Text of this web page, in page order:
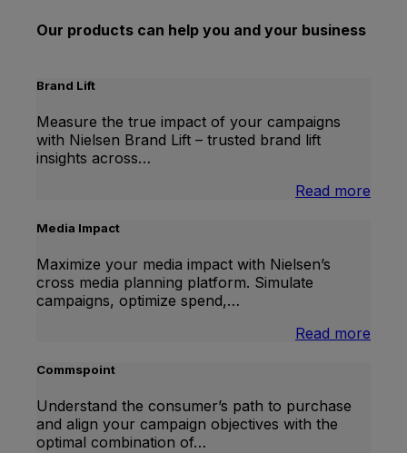
Our products can help you and your business
Brand Lift
Measure the true impact of your campaigns
with Nielsen Brand Lift – trusted brand lift
insights across…
Read more
Media Impact
Maximize your media impact with Nielsen’s
cross media planning platform. Simulate
campaigns, optimize spend,…
Read more
Commspoint
Understand the consumer’s path to purchase
and align your campaign objectives with the
optimal combination of…